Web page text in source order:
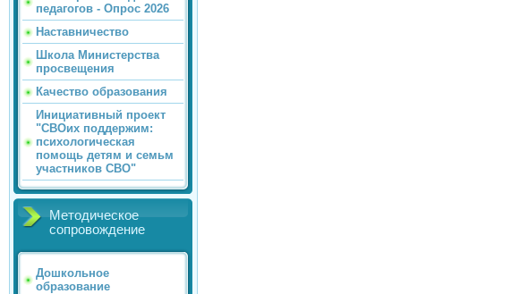
педагогов - Опрос 2026
Наставничество
Школа Министерства
просвещения
Качество образования
Инициативный проект
"СВОих поддержим:
психологическая
помощь детям и семьм
участников СВО"
Методическое
сопровождение
Дошкольное
образование